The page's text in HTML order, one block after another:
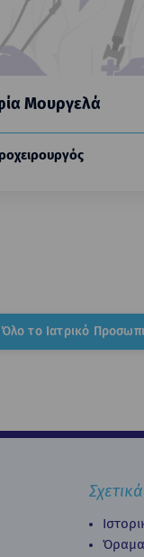
Μουργελά
Όλο το Ιατρικό